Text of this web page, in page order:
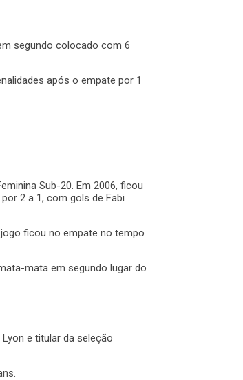
segundo colocado com 6
após o empate por 1
Sub-20. Em 2006, ficou
2 a 1, com gols de Fabi
ficou no empate no tempo
mata em segundo lugar do
e titular da seleção